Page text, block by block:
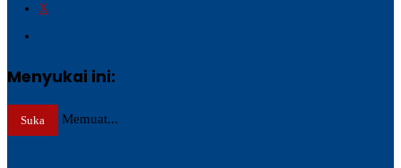
X
Menyukai ini:
Suka Memuat...